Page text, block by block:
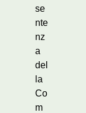
se
nte
nz
a
del
la
Co
m